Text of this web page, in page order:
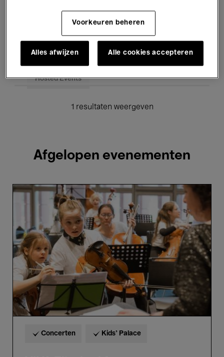
Onderwijs Rondleidingen
Hosted Events
1 resultaten weergeven
Afgelopen evenementen
VIVA
Elisabeth!
Concerten Kids’ Palace
Voorkeuren beheren
Alles afwijzen Alle cookies accepteren